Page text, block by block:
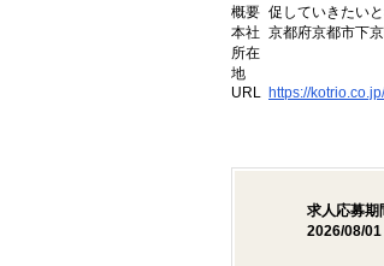
概要 促していきたい
本社
所在
地
京都府京都市下
URL https://kotrio.co.jp/
求人応募期
2026/08/